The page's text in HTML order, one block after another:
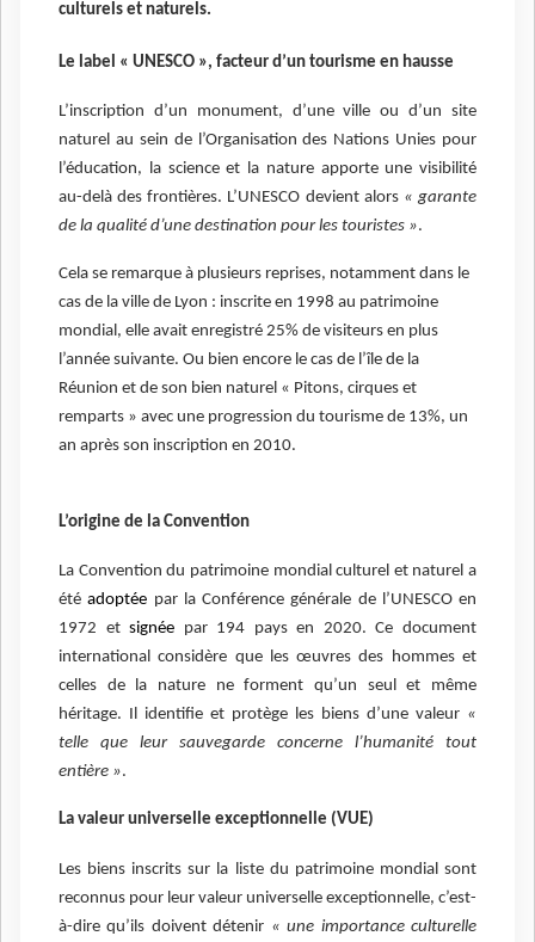
culturels et naturels.
Le label « UNESCO », facteur d’un tourisme en hausse
L’inscription d’un monument, d’une ville ou d’un site
naturel au sein de l’Organisation des Nations Unies pour
l’éducation, la science et la nature apporte une visibilité
au-delà des frontières. L’UNESCO devient alors « garante
de la qualité d’une destination pour les touristes ».
Cela se remarque à plusieurs reprises, notamment dans le
cas de la ville de Lyon : inscrite en 1998 au patrimoine
mondial, elle avait enregistré 25% de visiteurs en plus
l’année suivante. Ou bien encore le cas de l’île de la
Réunion et de son bien naturel « Pitons, cirques et
remparts » avec une progression du tourisme de 13%, un
an après son inscription en 2010.
L’origine de la Convention
La Convention du patrimoine mondial culturel et naturel a
étéadoptée par la Conférence générale de l’UNESCO en
1972 etsignée par 194 pays en 2020. Ce document
international considère que les œuvres des hommes et
celles de la nature ne forment qu’un seul et même
héritage. Il identifie et protège les biens d’une valeur «
telle que leur sauvegarde concerne l’humanité tout
entière ».
La valeur universelle exceptionnelle (VUE)
Les biens inscrits sur la liste du patrimoine mondial sont
reconnus pour leur valeur universelle exceptionnelle, c’est-
à-dire qu’ils doivent détenir « une importance culturelle